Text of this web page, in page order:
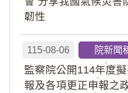
韌性
115-08-06 院新聞
監察院公開114年度
報及各項更正申報之